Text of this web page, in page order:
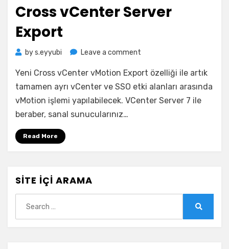
Cross vCenter Server
Export
bys.eyyubi Leave a comment
vCenter
Server
Export
Yeni Cross vCenter vMotion Export özelliği ile artık
tamamen ayrı vCenter ve SSO etki alanları arasında
vMotion işlemi yapılabilecek. VCenter Server 7 ile
beraber, sanal sunucularınız…
Read More
SITE İÇI ARAMA
for: